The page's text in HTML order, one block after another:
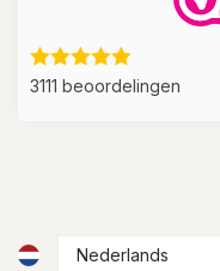
3111 beoordelingen